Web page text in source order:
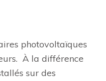
photovoltaïques
À la différence
sur des